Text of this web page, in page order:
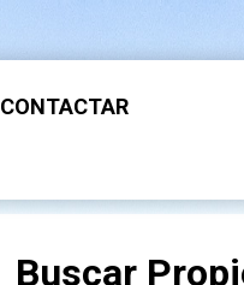
CONTACTAR
Buscar